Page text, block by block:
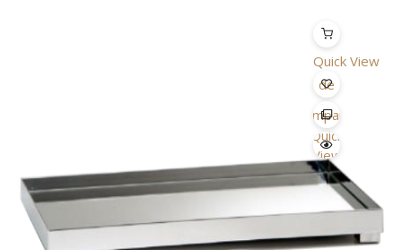
Quick View
Lista
de
Desejo
Comparar
Quick
View